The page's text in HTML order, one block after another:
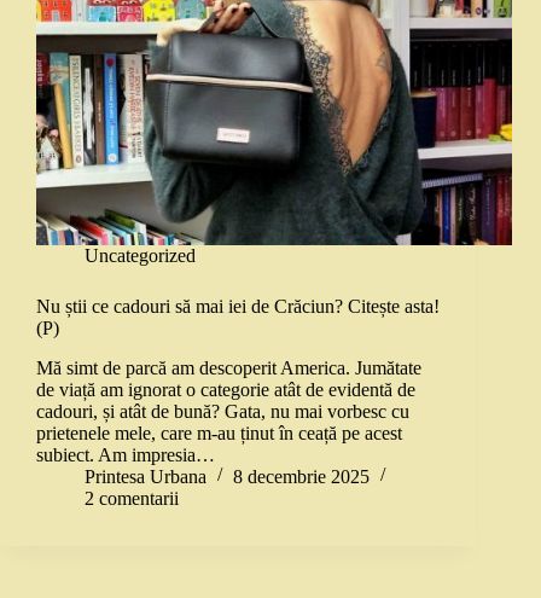
Uncategorized
Nu știi ce cadouri să mai iei de Crăciun? Citește asta!
(P)
Mă simt de parcă am descoperit America. Jumătate
de viață am ignorat o categorie atât de evidentă de
cadouri, și atât de bună? Gata, nu mai vorbesc cu
prietenele mele, care m-au ținut în ceață pe acest
subiect. Am impresia…
Printesa Urbana
8 decembrie 2025
2 comentarii